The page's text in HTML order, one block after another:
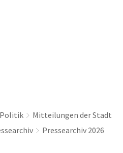
Politik
Mitteilungen der Stadt
Pressearchiv 2026